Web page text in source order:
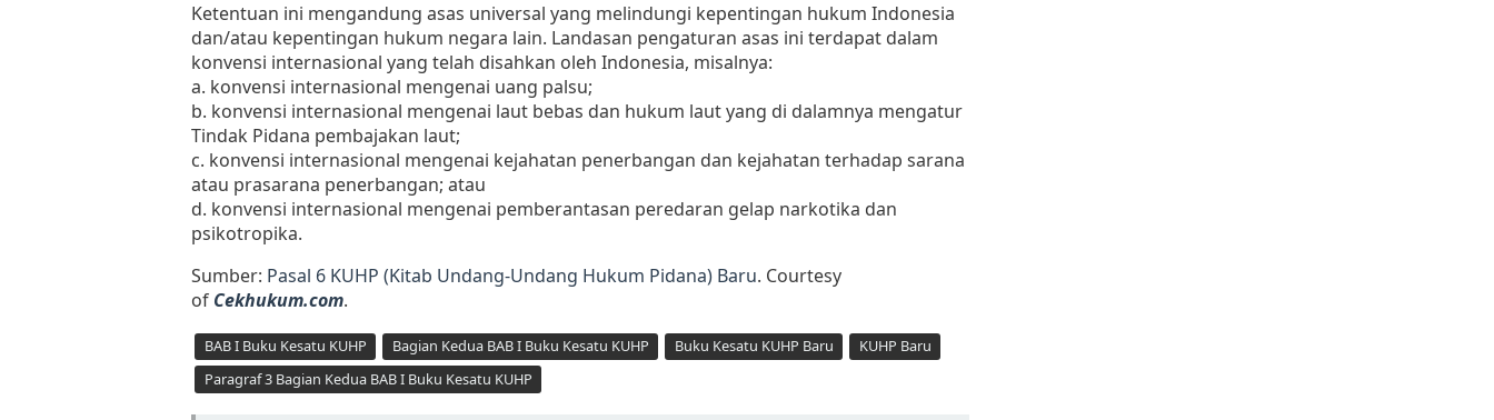
Ketentuan ini mengandung asas universal yang melindungi kepentingan hukum Indonesia
dan/atau kepentingan hukum negara lain. Landasan pengaturan asas ini terdapat dalam
konvensi internasional yang telah disahkan oleh Indonesia, misalnya:
a. konvensi internasional mengenai uang palsu;
b. konvensi internasional mengenai laut bebas dan hukum laut yang di dalamnya mengatur
Tindak Pidana pembajakan laut;
c. konvensi internasional mengenai kejahatan penerbangan dan kejahatan terhadap sarana
atau prasarana penerbangan; atau
d. konvensi internasional mengenai pemberantasan peredaran gelap narkotika dan
psikotropika.
Sumber: Pasal 6 KUHP (Kitab Undang-Undang Hukum Pidana) Baru. Courtesy
of Cekhukum.com.
BAB I Buku Kesatu KUHP Bagian Kedua BAB I Buku Kesatu KUHP Buku Kesatu KUHP Baru
KUHP Baru
Paragraf 3 Bagian Kedua BAB I Buku Kesatu KUHP